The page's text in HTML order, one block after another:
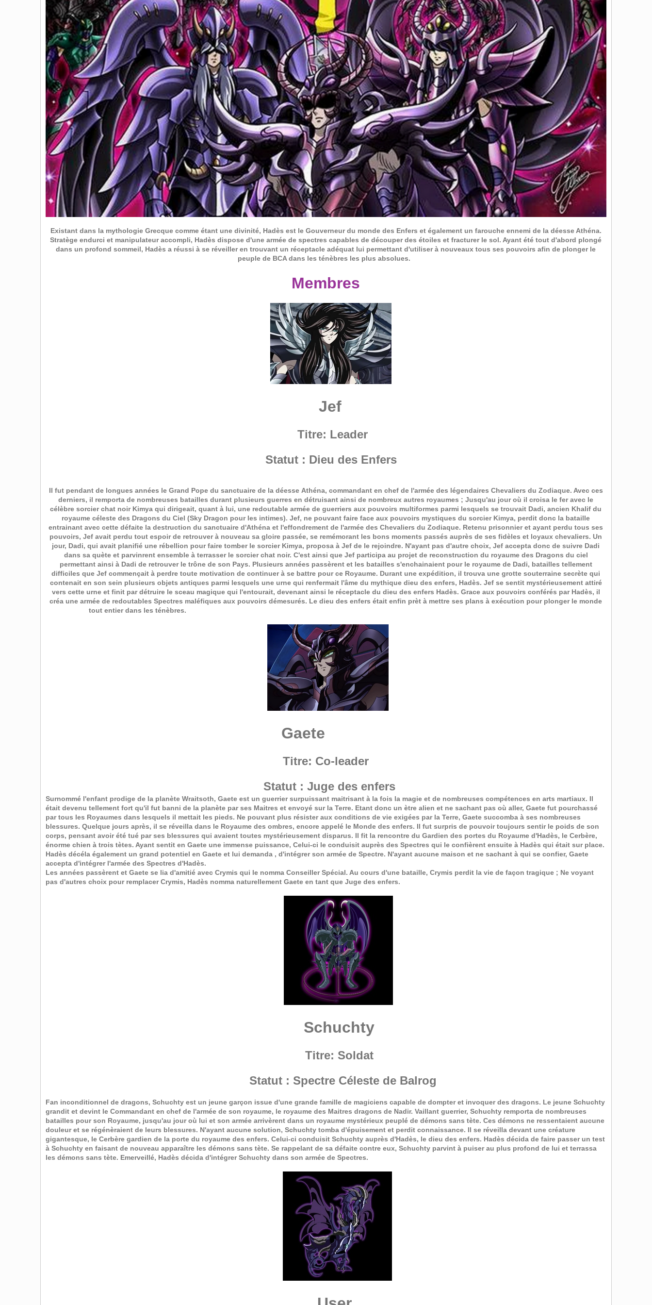
Existant dans la mythologie Grecque comme étant une divinité, Hadès est le Gouverneur du monde des Enfers et également un farouche ennemi de la déesse Athéna.
Stratège endurci et manipulateur accompli, Hadès dispose d'une armée de spectres capables de découper des étoiles et fracturer le sol. Ayant été tout d'abord plongé
dans un profond sommeil, Hadès a réussi à se réveiller en trouvant un réceptacle adéquat lui permettant d'utiliser à nouveaux tous ses pouvoirs afin de plonger le
peuple de BCA dans les ténèbres les plus absolues.
Membres
Jef
Titre: Leader
Statut : Dieu des Enfers
Il fut pendant de longues années le Grand Pope du sanctuaire de la déesse Athéna, commandant en chef de l'armée des légendaires Chevaliers du Zodiaque. Avec ces
derniers, il remporta de nombreuses batailles durant plusieurs guerres en détruisant ainsi de nombreux autres royaumes ; Jusqu'au jour où il croisa le fer avec le
célèbre sorcier chat noir Kimya qui dirigeait, quant à lui, une redoutable armée de guerriers aux pouvoirs multiformes parmi lesquels se trouvait Dadi, ancien Khalif du
royaume céleste des Dragons du Ciel (Sky Dragon pour les intimes). Jef, ne pouvant faire face aux pouvoirs mystiques du sorcier Kimya, perdit donc la bataille
entrainant avec cette défaite la destruction du sanctuaire d'Athéna et l'effondrement de l'armée des Chevaliers du Zodiaque. Retenu prisonnier et ayant perdu tous ses
pouvoirs, Jef avait perdu tout espoir de retrouver à nouveau sa gloire passée, se remémorant les bons moments passés auprès de ses fidèles et loyaux chevaliers. Un
jour, Dadi, qui avait planifié une rébellion pour faire tomber le sorcier Kimya, proposa à Jef de le rejoindre. N'ayant pas d'autre choix, Jef accepta donc de suivre Dadi
dans sa quète et parvinrent ensemble à terrasser le sorcier chat noir. C'est ainsi que Jef participa au projet de reconstruction du royaume des Dragons du ciel
permettant ainsi à Dadi de retrouver le trône de son Pays. Plusieurs années passèrent et les batailles s'enchainaient pour le royaume de Dadi, batailles tellement
difficiles que Jef commençait à perdre toute motivation de continuer à se battre pour ce Royaume. Durant une expédition, il trouva une grotte souterraine secrète qui
contenait en son sein plusieurs objets antiques parmi lesquels une urne qui renfermait l'âme du mythique dieu des enfers, Hadès. Jef se sentit mystérieusement attiré
vers cette urne et finit par détruire le sceau magique qui l'entourait, devenant ainsi le réceptacle du dieu des enfers Hadès. Grace aux pouvoirs conférés par Hadès, il
créa une armée de redoutables Spectres maléfiques aux pouvoirs démesurés. Le dieu des enfers était enfin prèt à mettre ses plans à exécution pour plonger le monde
tout entier dans les ténèbres.
Gaete
Titre: Co-leader
Statut : Juge des enfers
Surnommé l'enfant prodige de la planète Wraitsoth, Gaete est un guerrier surpuissant maitrisant à la fois la magie et de nombreuses compétences en arts martiaux. Il
était devenu tellement fort qu'il fut banni de la planète par ses Maitres et envoyé sur la Terre. Etant donc un ètre alien et ne sachant pas où aller, Gaete fut pourchassé
par tous les Royaumes dans lesquels il mettait les pieds. Ne pouvant plus résister aux conditions de vie exigées par la Terre, Gaete succomba à ses nombreuses
blessures. Quelque jours après, il se réveilla dans le Royaume des ombres, encore appelé le Monde des enfers. Il fut surpris de pouvoir toujours sentir le poids de son
corps, pensant avoir été tué par ses blessures qui avaient toutes mystérieusement disparus. Il fit la rencontre du Gardien des portes du Royaume d'Hadès, le Cerbère,
énorme chien à trois tètes. Ayant sentit en Gaete une immense puissance, Celui-ci le conduisit auprès des Spectres qui le confièrent ensuite à Hadès qui était sur place.
Hadès décéla également un grand potentiel en Gaete et lui demanda , d'intégrer son armée de Spectre. N'ayant aucune maison et ne sachant à qui se confier, Gaete
accepta d'intégrer l'armée des Spectres d'Hadès.
Les années passèrent et Gaete se lia d'amitié avec Crymis qui le nomma Conseiller Spécial. Au cours d'une bataille, Crymis perdit la vie de façon tragique ; Ne voyant
pas d'autres choix pour remplacer Crymis, Hadès nomma naturellement Gaete en tant que Juge des enfers.
Schuchty
Titre: Soldat
Statut : Spectre Céleste de Balrog
Fan inconditionnel de dragons, Schuchty est un jeune garçon issue d'une grande famille de magiciens capable de dompter et invoquer des dragons. Le jeune Schuchty
grandit et devint le Commandant en chef de l'armée de son royaume, le royaume des Maitres dragons de Nadir. Vaillant guerrier, Schuchty remporta de nombreuses
batailles pour son Royaume, jusqu'au jour où lui et son armée arrivèrent dans un royaume mystérieux peuplé de démons sans tète. Ces démons ne ressentaient aucune
douleur et se régénèraient de leurs blessures. N'ayant aucune solution, Schuchty tomba d'épuisement et perdit connaissance. Il se réveilla devant une créature
gigantesque, le Cerbère gardien de la porte du royaume des enfers. Celui-ci conduisit Schuchty auprès d'Hadès, le dieu des enfers. Hadès décida de faire passer un test
à Schuchty en faisant de nouveau apparaître les démons sans tète. Se rappelant de sa défaite contre eux, Schuchty parvint à puiser au plus profond de lui et terrassa
les démons sans tète. Emerveillé, Hadès décida d'intégrer Schuchty dans son armée de Spectres.